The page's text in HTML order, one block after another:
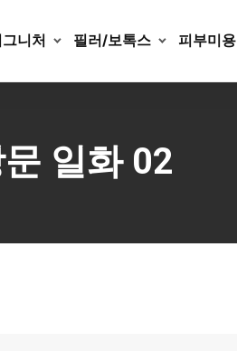
니처 필러/보톡스 피부미용
일화 02